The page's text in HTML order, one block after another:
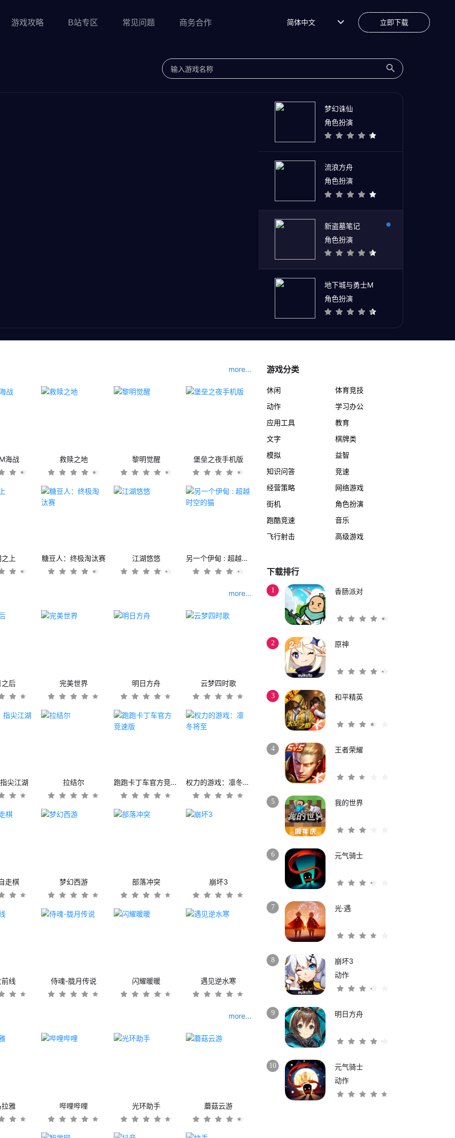
游戏攻略 B站专区 常见问题 商务合作 简体中文 立即下载
梦幻诛仙
角色扮演
流浪方舟
角色扮演
新盗墓笔记
角色扮演
地下城与勇士M
角色扮演
more...
海战 救赎之地 黎明觉醒 堡垒之夜手机版
上 糖豆人：终极淘汰赛 江湖悠悠 另一个伊甸 : 超越时空的猫
more...
后 完美世界 明日方舟 云梦四时歌
尖江湖 拉结尔 跑跑卡丁车官方竞速版 权力的游戏：凛冬将至
走棋 梦幻西游 部落冲突 崩坏3
线 侍魂-胧月传说 闪耀暖暖 遇见逆水寒
more...
雅 哔哩哔哩 光环助手 蘑菇云游
游戏分类
休闲
体育竞技
动作
学习办公
应用工具
教育
文字
棋牌类
模拟
益智
知识问答
竞速
经营策略
网络游戏
街机
角色扮演
跑酷竞速
音乐
飞行射击
高级游戏
下载排行
1 香肠派对
2 原神
3 和平精英
4 王者荣耀
5 我的世界
6 元气骑士
7 光·遇
8
崩坏3
动作
9 明日方舟
10
元气骑士
动作